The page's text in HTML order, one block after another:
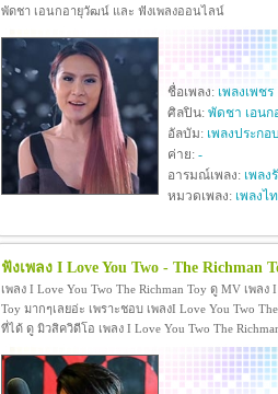
พัดชา เอนกอายุวัฒน์ และ ฟังเพลงออนไลน์
ชื่อเพลง: เพลงเพชร
ศิลปิน: พัดชา เอน
อัลบัม: เพลงประก
ค่าย: -
อารมณ์เพลง: เพลง
หมวดเพลง: เพลงไ
ฟังเพลง I Love You Two - The Richman
เพลง I Love You Two The Richman Toy ดู MV เพลง
Toy มากๆเลยอ่ะ เพราะชอบ เพลงI Love You Two
ที่ได้ ดู มิวสิควิดีโอ เพลง I Love You Two The